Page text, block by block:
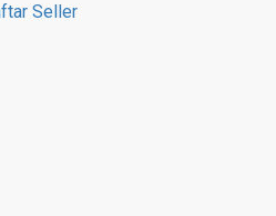
Seller